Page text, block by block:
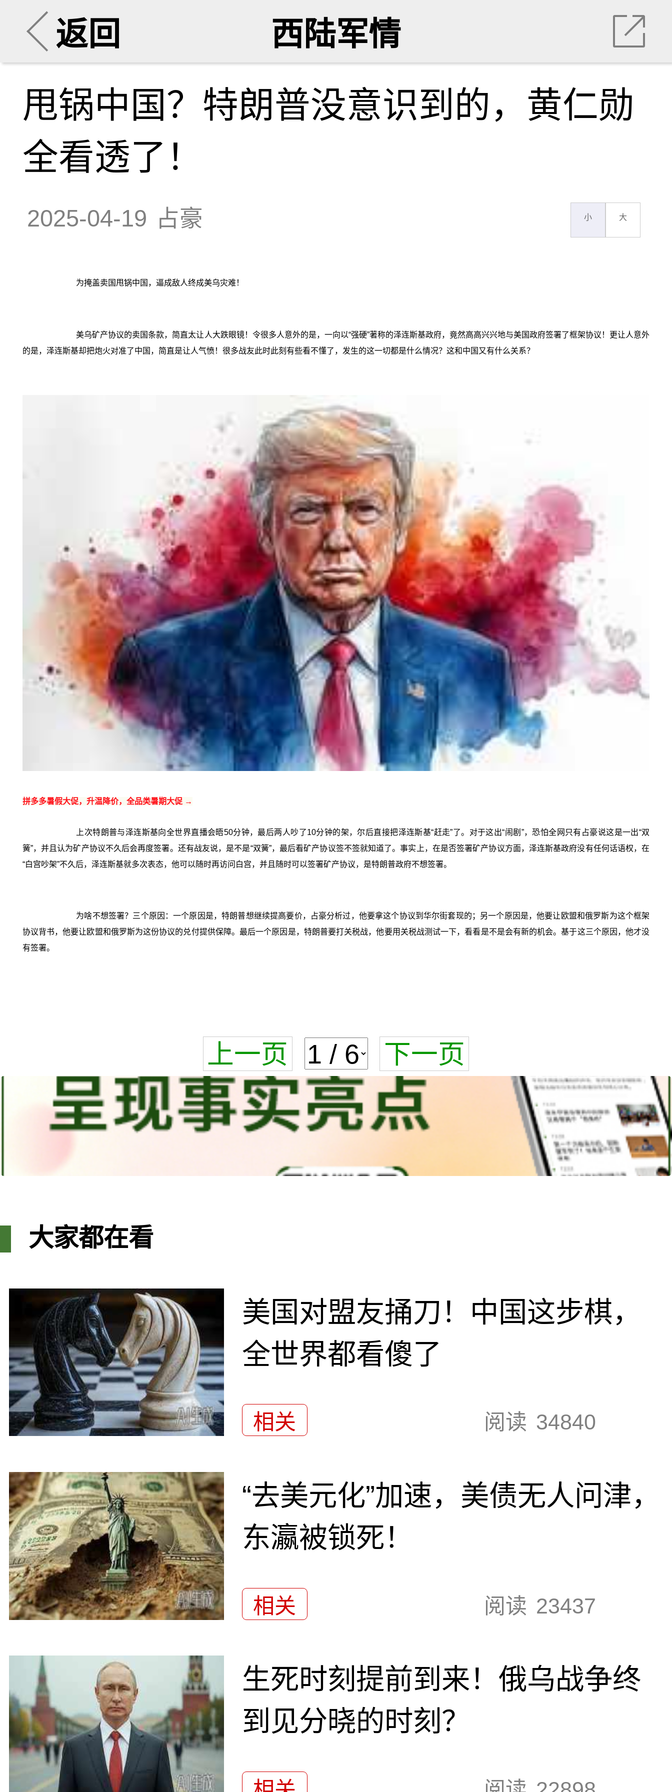
返回 西陆军情
甩锅中国？特朗普没意识到的，黄仁勋
全看透了！
2025-04-19 占豪 小 大
为掩盖卖国甩锅中国，逼成敌人终成美乌灾难！
美乌矿产协议的卖国条款，简直太让人大跌眼镜！令很多人意外的是，一向以“强硬”著称的泽连斯基政府，竟然高高兴兴地与美国政府签署了框架协议！更让人意外
的是，泽连斯基却把炮火对准了中国，简直是让人气愤！很多战友此时此刻有些看不懂了，发生的这一切都是什么情况？这和中国又有什么关系？
拼多多暑假大促，升温降价，全品类暑期大促 →
上次特朗普与泽连斯基向全世界直播会晤50分钟，最后两人吵了10分钟的架，尔后直接把泽连斯基“赶走”了。对于这出“闹剧”，恐怕全网只有占豪说这是一出“双
簧”，并且认为矿产协议不久后会再度签署。还有战友说，是不是“双簧”，最后看矿产协议签不签就知道了。事实上，在是否签署矿产协议方面，泽连斯基政府没有任何话语权，在
“白宫吵架”不久后，泽连斯基就多次表态，他可以随时再访问白宫，并且随时可以签署矿产协议，是特朗普政府不想签署。
为啥不想签署？三个原因：一个原因是，特朗普想继续提高要价，占豪分析过，他要拿这个协议到华尔街套现的；另一个原因是，他要让欧盟和俄罗斯为这个框架
协议背书，他要让欧盟和俄罗斯为这份协议的兑付提供保障。最后一个原因是，特朗普要打关税战，他要用关税战测试一下，看看是不是会有新的机会。基于这三个原因，他才没
有签署。
上一页 下一页
大家都在看
美国对盟友捅刀！中国这步棋，
全世界都看傻了
相关 阅读 34840
“去美元化”加速，美债无人问津，
东瀛被锁死！
相关 阅读 23437
生死时刻提前到来！俄乌战争终
到见分晓的时刻？